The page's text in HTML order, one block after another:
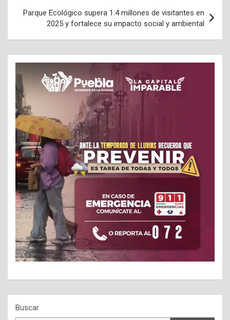
Parque Ecológico supera 1.4 millones de visitantes en
2025 y fortalece su impacto social y ambiental
Buscar